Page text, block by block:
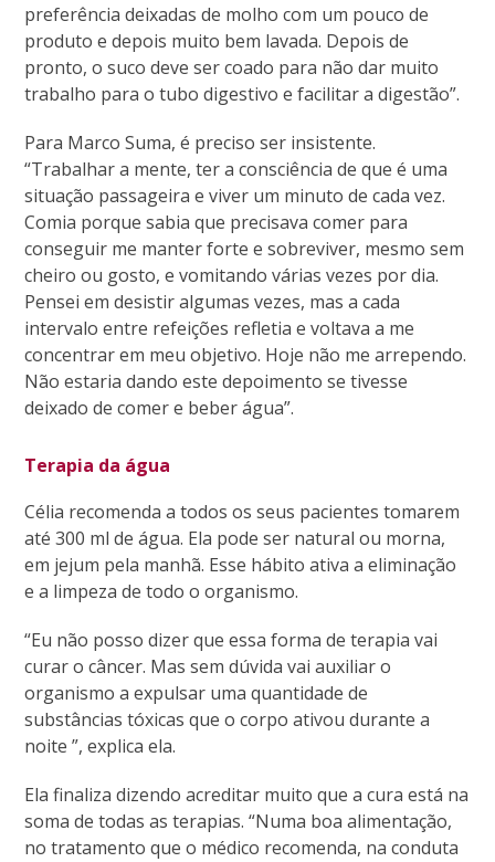
preferência deixadas de molho com um pouco de
produto e depois muito bem lavada. Depois de
pronto, o suco deve ser coado para não dar muito
trabalho para o tubo digestivo e facilitar a digestão”.
Para Marco Suma, é preciso ser insistente.
“Trabalhar a mente, ter a consciência de que é uma
situação passageira e viver um minuto de cada vez.
Comia porque sabia que precisava comer para
conseguir me manter forte e sobreviver, mesmo sem
cheiro ou gosto, e vomitando várias vezes por dia.
Pensei em desistir algumas vezes, mas a cada
intervalo entre refeições refletia e voltava a me
concentrar em meu objetivo. Hoje não me arrependo.
Não estaria dando este depoimento se tivesse
deixado de comer e beber água”.
Terapia da água
Célia recomenda a todos os seus pacientes tomarem
até 300 ml de água. Ela pode ser natural ou morna,
em jejum pela manhã. Esse hábito ativa a eliminação
e a limpeza de todo o organismo.
“Eu não posso dizer que essa forma de terapia vai
curar o câncer. Mas sem dúvida vai auxiliar o
organismo a expulsar uma quantidade de
substâncias tóxicas que o corpo ativou durante a
noite ”, explica ela.
Ela finaliza dizendo acreditar muito que a cura está na
soma de todas as terapias. “Numa boa alimentação,
no tratamento que o médico recomenda, na conduta